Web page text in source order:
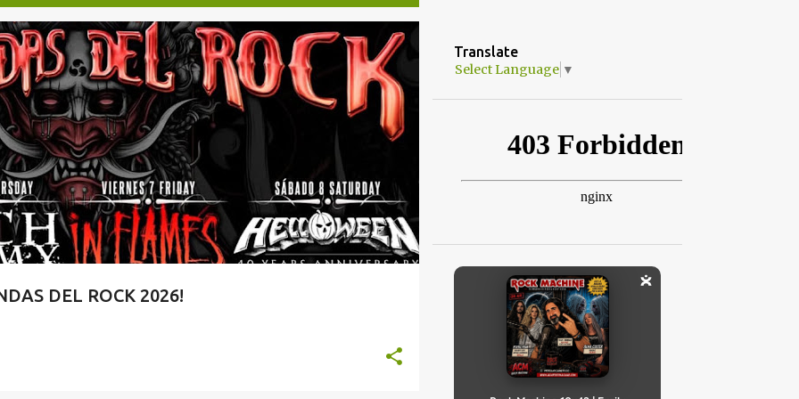
DEL ROCK 2026!
TAQUILLA.COM
Translate
Select Language ▼